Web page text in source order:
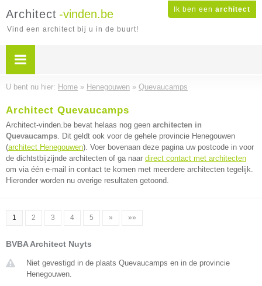
Ik ben een architect
Architect -vinden.be
Vind een architect bij u in de buurt!
U bent nu hier: Home » Henegouwen » Quevaucamps
Architect Quevaucamps
Architect-vinden.be bevat helaas nog geen architecten in
Quevaucamps. Dit geldt ook voor de gehele provincie Henegouwen
(architect Henegouwen). Voer bovenaan deze pagina uw postcode in voor
de dichtstbijzijnde architecten of ga naar direct contact met architecten
om via één e-mail in contact te komen met meerdere architecten tegelijk.
Hieronder worden nu overige resultaten getoond.
1 2 3 4 5 » »»
BVBA Architect Nuyts
Niet gevestigd in de plaats Quevaucamps en in de provincie
Henegouwen.